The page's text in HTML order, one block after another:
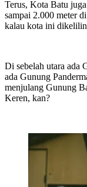
Terus, Kota Batu
sampai 2.000 meter
kalau kota ini
Di sebelah utara ada
ada Gunung
menjulang Gunung
Keren, kan?